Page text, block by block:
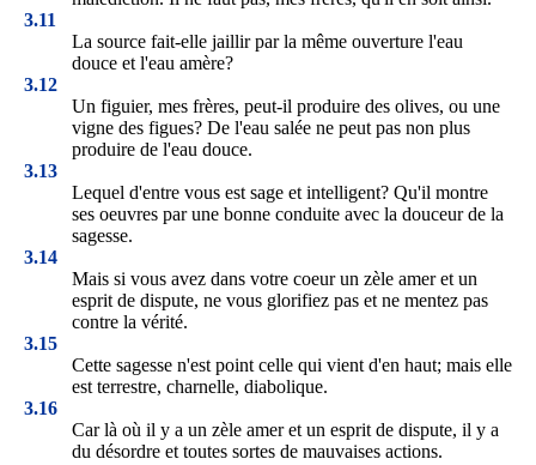
3.11
La source fait-elle jaillir par la même ouverture l'eau
douce et l'eau amère?
3.12
Un figuier, mes frères, peut-il produire des olives, ou une
vigne des figues? De l'eau salée ne peut pas non plus
produire de l'eau douce.
3.13
Lequel d'entre vous est sage et intelligent? Qu'il montre
ses oeuvres par une bonne conduite avec la douceur de la
sagesse.
3.14
Mais si vous avez dans votre coeur un zèle amer et un
esprit de dispute, ne vous glorifiez pas et ne mentez pas
contre la vérité.
3.15
Cette sagesse n'est point celle qui vient d'en haut; mais elle
est terrestre, charnelle, diabolique.
3.16
Car là où il y a un zèle amer et un esprit de dispute, il y a
du désordre et toutes sortes de mauvaises actions.